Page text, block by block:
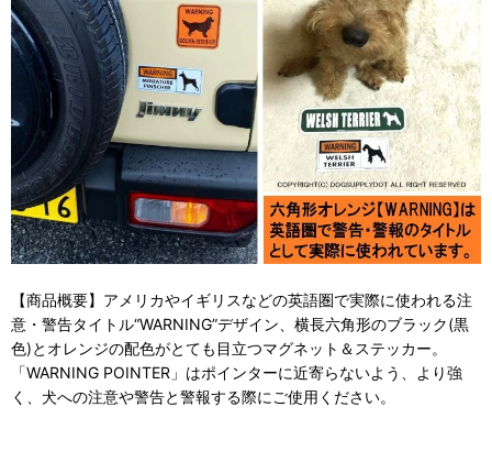
【商品概要】アメリカやイギリスなどの英語圏で実際に使われる注
意・警告タイトル“WARNING”デザイン、横長六角形のブラック(黒
色)とオレンジの配色がとても目立つマグネット＆ステッカー。
「WARNING POINTER」はポインターに近寄らないよう、より強
く、犬への注意や警告と警報する際にご使用ください。